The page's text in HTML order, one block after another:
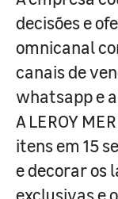
decisões e
omnicanal
canais de
whatsapp e
A LEROY
itens em 15
e decorar os
exclusivas e